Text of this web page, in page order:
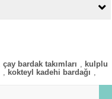
çay bardak takımları
kulplu
kokteyl kadehi bardağı